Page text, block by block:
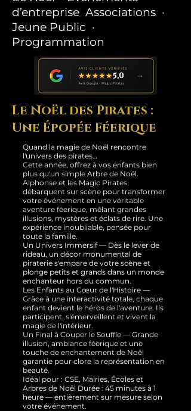
d’entreprise Associations ·
Jeune Public ·
Programmation
Le Noël des Pirates :
Une Épopée Féerique
Quand la magie de Noël rencontre
l'univers des pirates…
Cette année, offrez à vos enfants bien
plus qu'un simple Arbre de Noël.
Alphonse et les Magic Pirates
débarquent sur scène pour transformer
votre événement en une véritable
aventure féerique, mêlant grandes
illusions, mystères et éclats de rire. Une
expérience inoubliable, pensée pour
toute la famille.
Un Univers Immersif — Dès le lever de
rideau, un décor monumental de
piraterie s'empare de votre scène et
plonge petits et grands dans un monde
enchanteur hors du commun.
Les Enfants au Cœur de l'Histoire —
Grâce à une interactivité totale, chaque
enfant devient le héros de l'aventure. Ils
participent, s'émerveillent et vivent la
magie de l'intérieur.
Un Final à Couper le Souffle — Grande
illusion, ambiance féerique et une
touche de enchantement de Noël
garantie pour clore la représentation en
beauté.
Idéal pour : CSE, Mairies, Écoles et
Arbres de Noël Durée : 45 minutes à 1
heure — entièrement sur mesure selon
votre événement.